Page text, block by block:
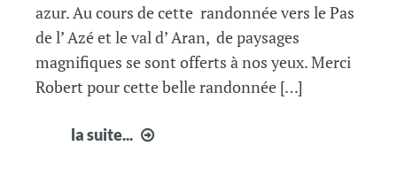
azur. Au cours de cette randonnée vers le Pas
de l’ Azé et le val d’ Aran, de paysages
magnifiques se sont offerts à nos yeux. Merci
Robert pour cette belle randonnée […]
la suite...